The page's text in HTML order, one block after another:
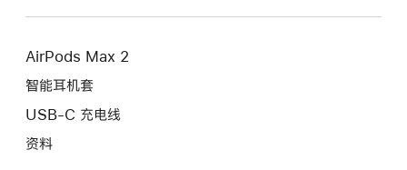
AirPods Max 2
智能耳机套
USB-C 充电线
资料